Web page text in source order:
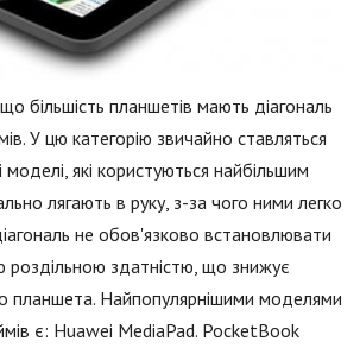
більшість планшетів мають діагональ
У цю категорію звичайно ставляться
які користуються найбільшим
лягають в руку, з-за чого ними легко
не обов'язково встановлювати
здатністю, що знижує
планшета. Найпопулярнішими моделями
є: Huawei MediaPad. PocketBook